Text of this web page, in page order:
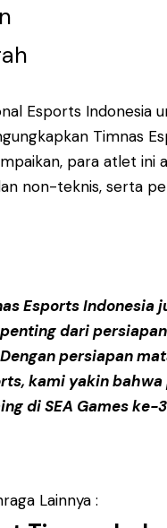
Esports Indonesia
Timnas
para atlet ini
non-teknis, serta
Esports Indonesia
dari
persiapan
kami yakin
di SEA Games ke-
Lainnya :